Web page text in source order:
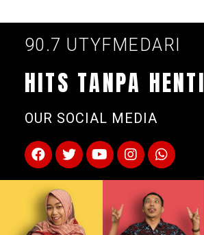
90.7 UTYFMEDARI
HITS TANPA HENTI
OUR SOCIAL MEDIA